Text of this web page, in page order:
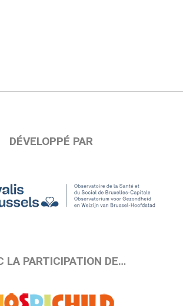
DÉVELOPPÉ PAR
LA PARTICIPATION DE…